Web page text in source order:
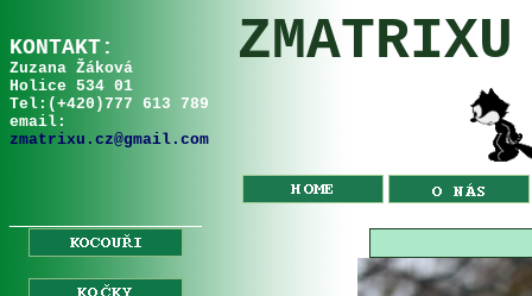
KONTAKT:
Zuzana Žáková
Holice 534 01
Tel: (+420 )777 613 789
email:
zmatrixu.cz@gmail.com